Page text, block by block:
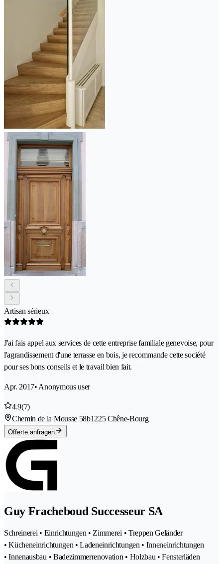
Artisan sérieux
J'ai fais appel aux services de cette entreprise familiale genevoise, pour
l'agrandissement d'une terrasse en bois, je recommande cette société
pour ses bons conseils et le travail bien fait.
Apr. 2017• Anonymous user
4.9(7)
Chemin de la Mousse 58b1225 Chêne-Bourg
Offerte anfragen
Guy Fracheboud Successeur SA
Schreinerei • Einrichtungen • Zimmerei • Treppen Geländer
• Kücheneinrichtungen • Ladeneinrichtungen • Inneneinrichtungen
• Innenausbau • Badezimmerrenovation • Holzbau • Fensterläden